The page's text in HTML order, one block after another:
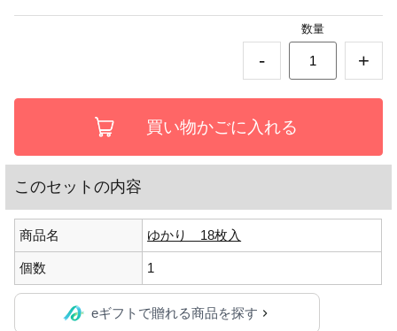
-
数量
+
このセットの内容
商品名 ゆかり 18枚入
個数 1
eギフトで贈れる商品を探す